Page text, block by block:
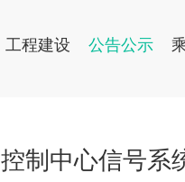
工程建设 公告公示
制中心信号